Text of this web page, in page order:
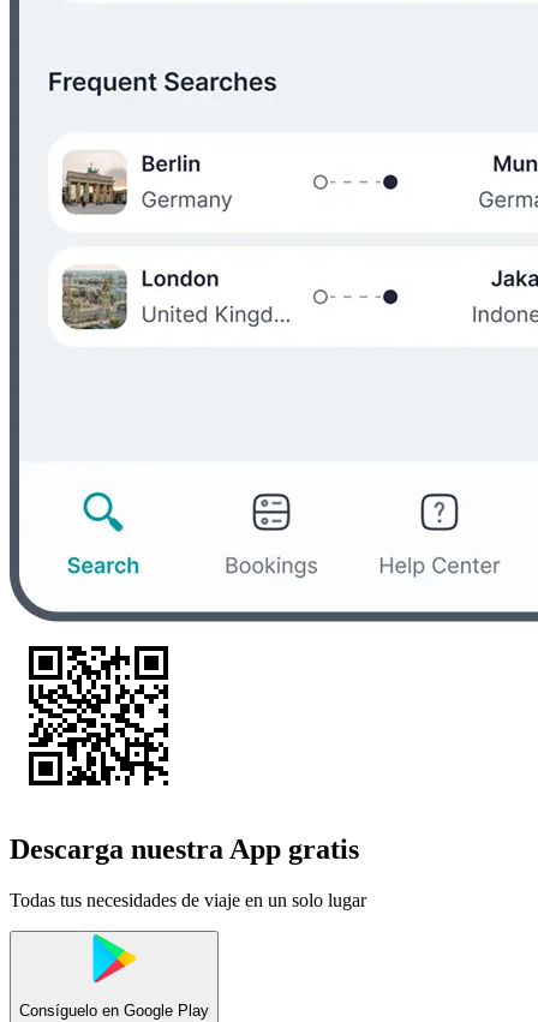
Descarga nuestra App gratis
Todas tus necesidades de viaje en un solo lugar
Consíguelo en Google Play